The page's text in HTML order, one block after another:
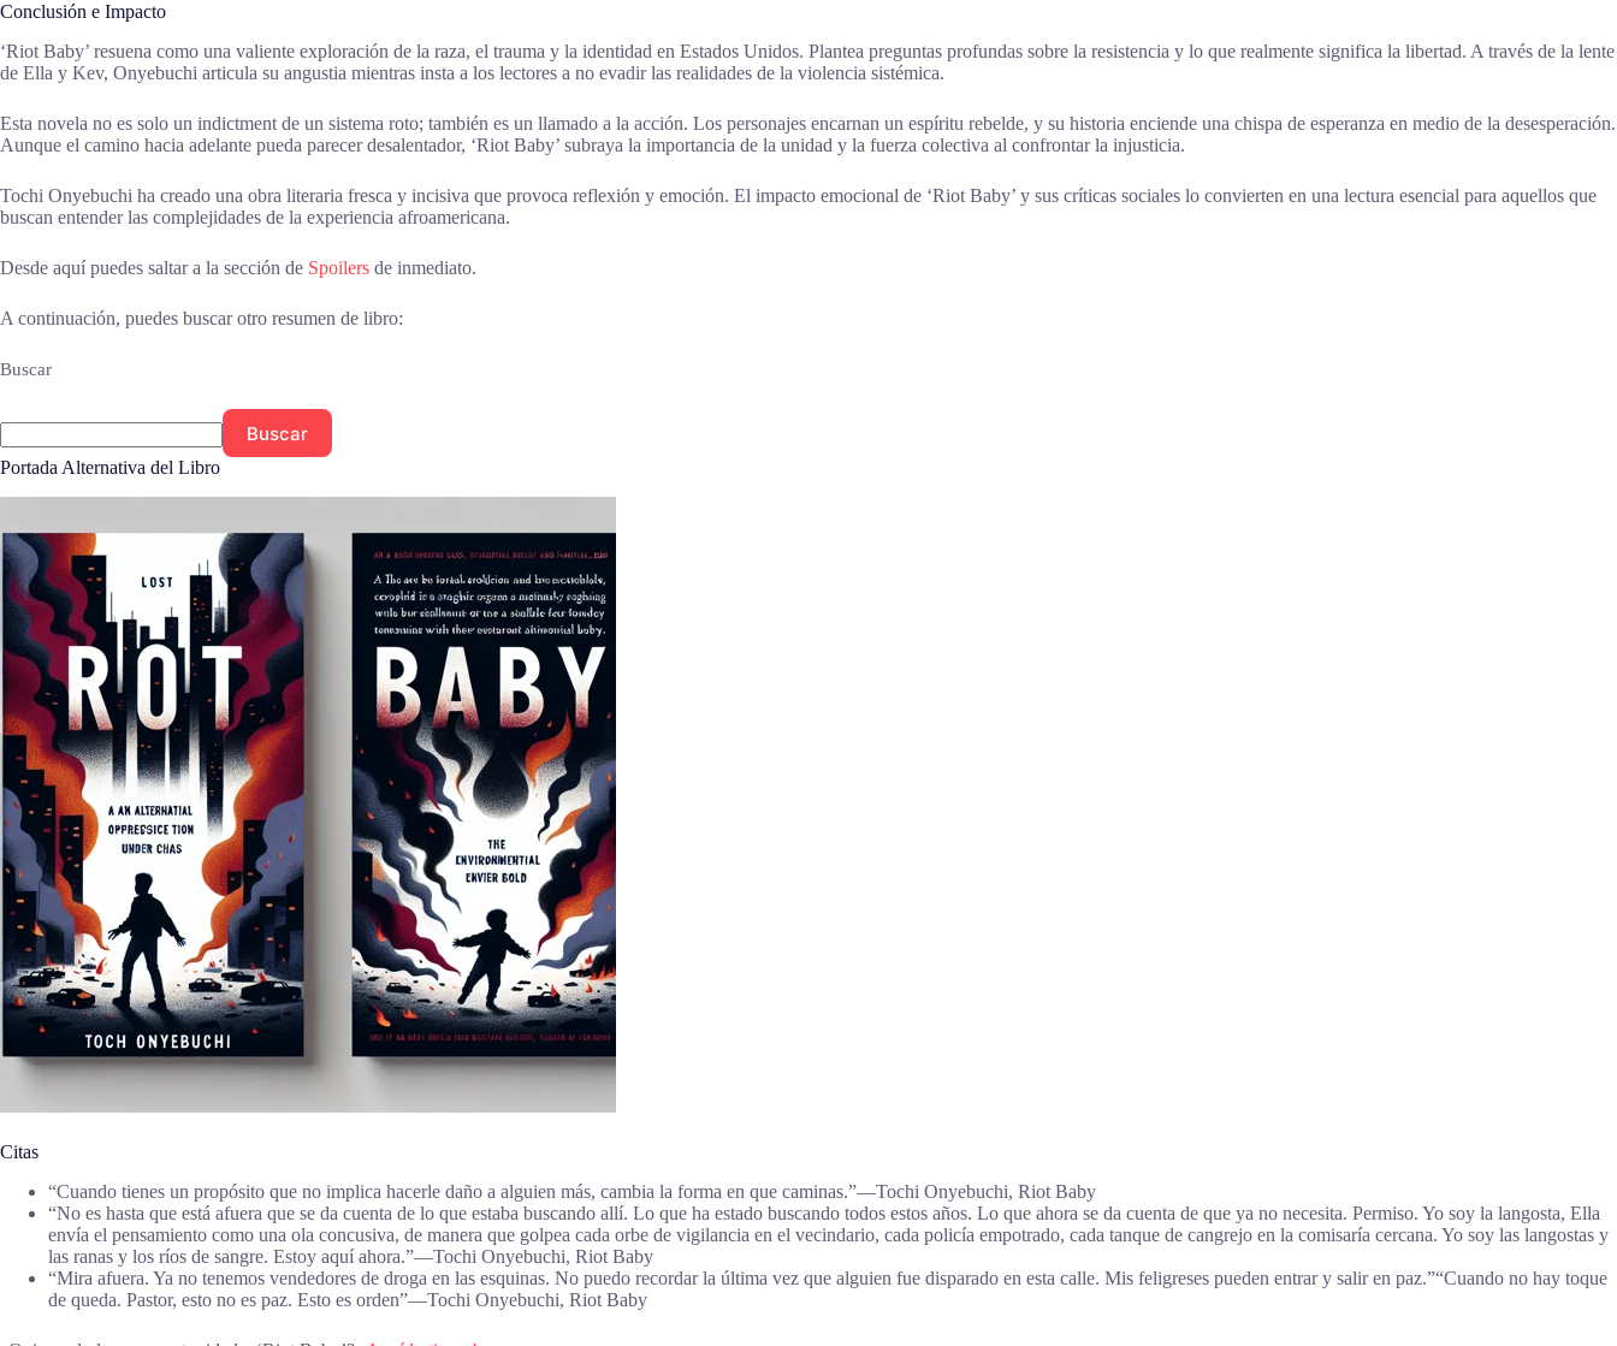
Conclusión e Impacto
‘Riot Baby’ resuena como una valiente exploración de la raza, el trauma y la identidad en Estados Unidos. Plantea preguntas profundas sobre la resistencia y lo que realmente significa la libertad. A través de la lente
de Ella y Kev, Onyebuchi articula su angustia mientras insta a los lectores a no evadir las realidades de la violencia sistémica.
Esta novela no es solo un indictment de un sistema roto; también es un llamado a la acción. Los personajes encarnan un espíritu rebelde, y su historia enciende una chispa de esperanza en medio de la desesperación.
Aunque el camino hacia adelante pueda parecer desalentador, ‘Riot Baby’ subraya la importancia de la unidad y la fuerza colectiva al confrontar la injusticia.
Tochi Onyebuchi ha creado una obra literaria fresca y incisiva que provoca reflexión y emoción. El impacto emocional de ‘Riot Baby’ y sus críticas sociales lo convierten en una lectura esencial para aquellos que
buscan entender las complejidades de la experiencia afroamericana.
Desde aquí puedes saltar a la sección de Spoilers de inmediato.
A continuación, puedes buscar otro resumen de libro:
Buscar
Buscar
Portada Alternativa del Libro
Citas
“Cuando tienes un propósito que no implica hacerle daño a alguien más, cambia la forma en que caminas.”―Tochi Onyebuchi, Riot Baby
“No es hasta que está afuera que se da cuenta de lo que estaba buscando allí. Lo que ha estado buscando todos estos años. Lo que ahora se da cuenta de que ya no necesita. Permiso. Yo soy la langosta, Ella
envía el pensamiento como una ola concusiva, de manera que golpea cada orbe de vigilancia en el vecindario, cada policía empotrado, cada tanque de cangrejo en la comisaría cercana. Yo soy las langostas y
las ranas y los ríos de sangre. Estoy aquí ahora.”―Tochi Onyebuchi, Riot Baby
“Mira afuera. Ya no tenemos vendedores de droga en las esquinas. No puedo recordar la última vez que alguien fue disparado en esta calle. Mis feligreses pueden entrar y salir en paz.”“Cuando no hay toque
de queda. Pastor, esto no es paz. Esto es orden”―Tochi Onyebuchi, Riot Baby